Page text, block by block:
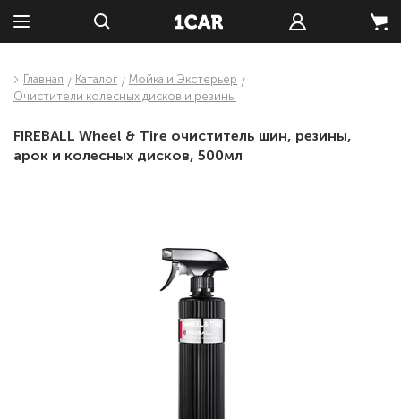
Главная Каталог
Мойка и Экстерьер
Очистители колесных дисков и резины
FIREBALL Wheel & Tire очиститель шин, резины,
арок и колесных дисков, 500мл